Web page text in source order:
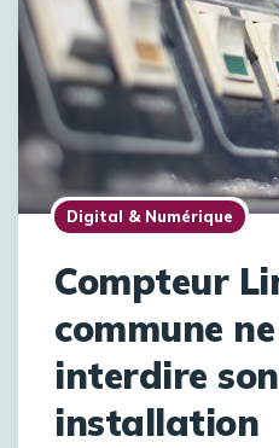
Digital & Numérique
Compteur
commune
interdire son
installation